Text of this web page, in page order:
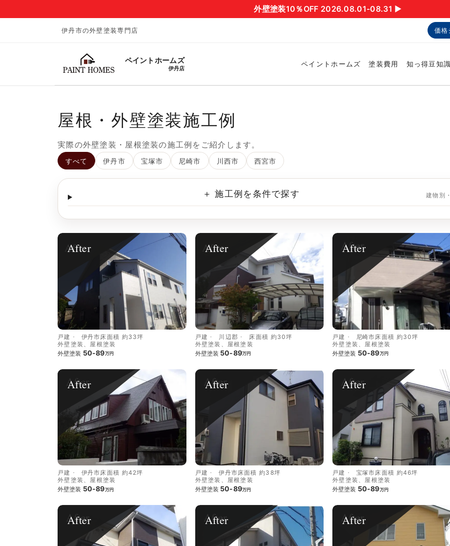
外壁塗装10％OFF 2026.08.01-08.31 ▶︎
伊丹市の外壁塗装専門店 価格
ペイントホームズ
伊丹店
ペイントホームズ 塗装費用 知っ得豆知識
屋根・外壁塗装施工例
実際の外壁塗装・屋根塗装の施工例をご紹介します。
すべて 伊丹市 宝塚市 尼崎市 川西市 西宮市
＋ 施工例を条件で探す 建物別
After
戸建 伊丹市床面積 約33坪
外壁塗装、屋根塗装
外壁塗装 50-89万円
After
戸建 川辺郡
床面積 約30坪
外壁塗装、屋根塗装
外壁塗装 50-89万円
After
戸建 尼崎市床面積 約30坪
外壁塗装、屋根塗装
外壁塗装 50-89万円
After
戸建 伊丹市床面積 約42坪
外壁塗装、屋根塗装
外壁塗装 50-89万円
After
戸建 伊丹市床面積 約38坪
外壁塗装、屋根塗装
外壁塗装 50-89万円
After
戸建 宝塚市床面積 約46坪
外壁塗装、屋根塗装
外壁塗装 50-89万円
After After After